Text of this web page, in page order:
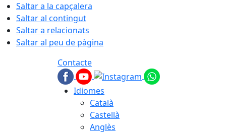
Saltar a la capçalera
Saltar al contingut
Saltar a relacionats
Saltar al peu de pàgina
Contacte
Idiomes
Català
Castellà
Anglès